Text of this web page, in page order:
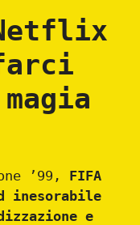
’99, FIFA
inesorabile
e